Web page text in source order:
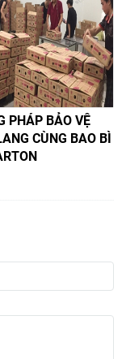
PHÁP BẢO VỆ
CÙNG BAO BÌ